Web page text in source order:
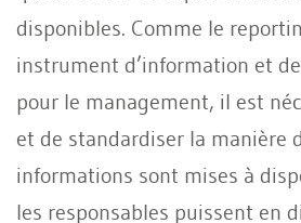
disponibles. Comme le
instrument d’information et
pour le management, il est
et de standardiser la manière
informations sont mises à
les responsables puissent en